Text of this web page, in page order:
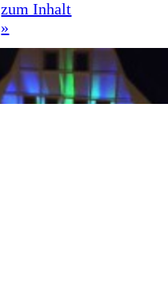
zum Inhalt
»